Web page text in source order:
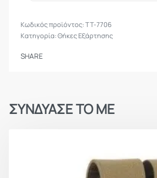
TT-7706
Κατηγορία:Θήκες Εξάρτησης
SHARE
ΣΥΝΔΥΑΣΕ ΤΟ ΜΕ